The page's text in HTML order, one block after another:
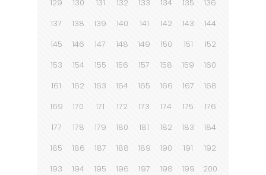
129
130 131 132 133 134 135
136
137
138 139 140 141 142 143
144
145
146 147 148 149 150 151
152
153
154 155 156 157 158 159
160
161
162 163 164 165 166 167
168
169
170 171 172 173 174 175
176
177
178 179 180 181 182 183
184
185
186 187 188 189 190 191
192
193
194 195 196 197 198 199
200